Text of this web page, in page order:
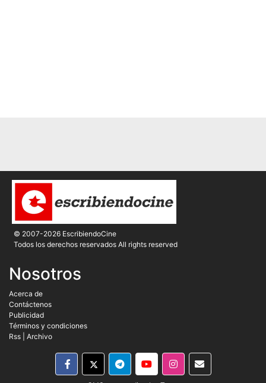
© 2007-2026 EscribiendoCine
Todos los derechos reservados All rights reserved
Nosotros
Acerca de
Contáctenos
Publicidad
Términos y condiciones
Rss
Archivo